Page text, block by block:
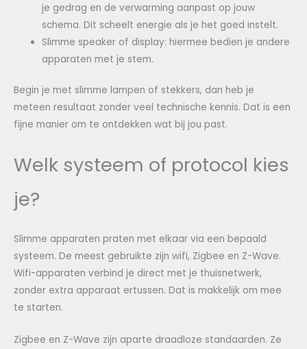
je gedrag en de verwarming aanpast op jouw
schema. Dit scheelt energie als je het goed instelt.
Slimme speaker of display: hiermee bedien je andere
apparaten met je stem.
Begin je met slimme lampen of stekkers, dan heb je
meteen resultaat zonder veel technische kennis. Dat is een
fijne manier om te ontdekken wat bij jou past.
Welk systeem of protocol kies
je?
Slimme apparaten praten met elkaar via een bepaald
systeem. De meest gebruikte zijn wifi, Zigbee en Z-Wave.
Wifi-apparaten verbind je direct met je thuisnetwerk,
zonder extra apparaat ertussen. Dat is makkelijk om mee
te starten.
Zigbee en Z-Wave zijn aparte draadloze standaarden. Ze